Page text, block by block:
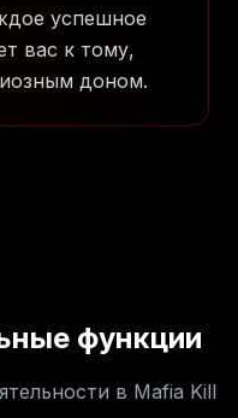
успешное
вас к тому,
доном.
функции
в Mafia Kill